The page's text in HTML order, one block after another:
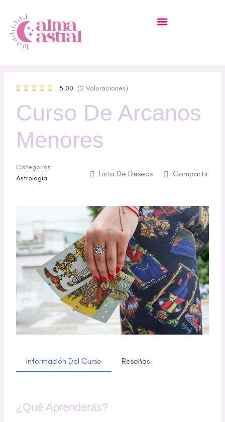
Contenido
5.00 (2 Valoraciones)
Curso De Arcanos
Menores
Categorías:
Astrología
Lista De Deseos Compartir
Información Del Curso Reseñas
¿Qué Aprenderás?